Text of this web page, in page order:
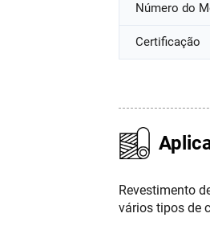
Número do
Certificação
Revestimento
vários tipos de